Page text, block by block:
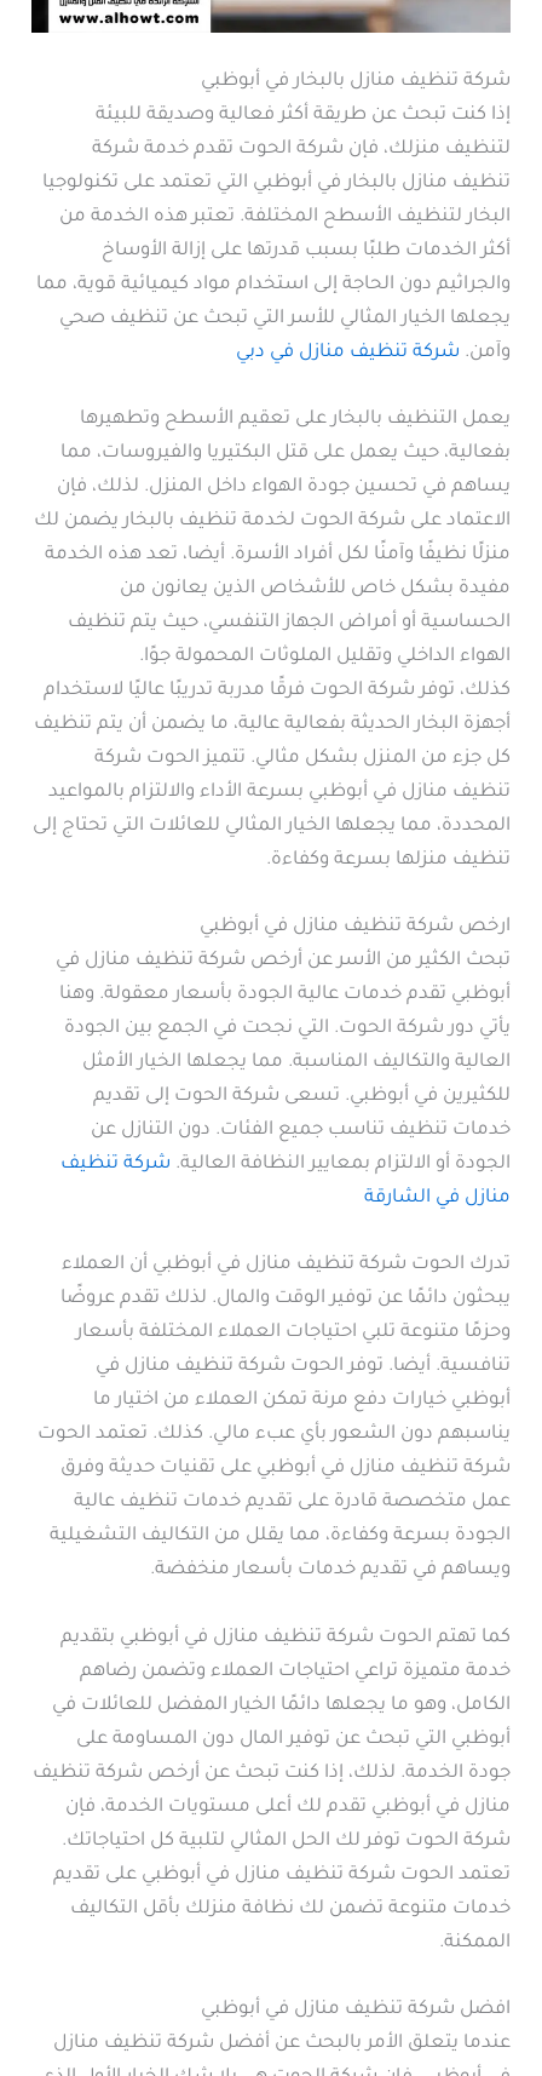
شركة تنظيف منازل بالبخار في أبوظبي
إذا كنت تبحث عن طريقة أكثر فعالية وصديقة للبيئة
لتنظيف منزلك، فإن شركة الحوت تقدم خدمة شركة
تنظيف منازل بالبخار في أبوظبي التي تعتمد على تكنولوجيا
البخار لتنظيف الأسطح المختلفة. تعتبر هذه الخدمة من
أكثر الخدمات طلبًا بسبب قدرتها على إزالة الأوساخ
والجراثيم دون الحاجة إلى استخدام مواد كيميائية قوية، مما
يجعلها الخيار المثالي للأسر التي تبحث عن تنظيف صحي
وآمن. شركة تنظيف منازل في دبي
يعمل التنظيف بالبخار على تعقيم الأسطح وتطهيرها
بفعالية، حيث يعمل على قتل البكتيريا والفيروسات، مما
يساهم في تحسين جودة الهواء داخل المنزل. لذلك، فإن
الاعتماد على شركة الحوت لخدمة تنظيف بالبخار يضمن لك
منزلًا نظيفًا وآمنًا لكل أفراد الأسرة. أيضا، تعد هذه الخدمة
مفيدة بشكل خاص للأشخاص الذين يعانون من
الحساسية أو أمراض الجهاز التنفسي، حيث يتم تنظيف
الهواء الداخلي وتقليل الملوثات المحمولة جوًا.
كذلك، توفر شركة الحوت فرقًا مدربة تدريبًا عاليًا لاستخدام
أجهزة البخار الحديثة بفعالية عالية، ما يضمن أن يتم تنظيف
كل جزء من المنزل بشكل مثالي. تتميز الحوت شركة
تنظيف منازل في أبوظبي بسرعة الأداء والالتزام بالمواعيد
المحددة، مما يجعلها الخيار المثالي للعائلات التي تحتاج إلى
تنظيف منزلها بسرعة وكفاءة.
ارخص شركة تنظيف منازل في أبوظبي
تبحث الكثير من الأسر عن أرخص شركة تنظيف منازل في
أبوظبي تقدم خدمات عالية الجودة بأسعار معقولة. وهنا
يأتي دور شركة الحوت. التي نجحت في الجمع بين الجودة
العالية والتكاليف المناسبة. مما يجعلها الخيار الأمثل
للكثيرين في أبوظبي. تسعى شركة الحوت إلى تقديم
خدمات تنظيف تناسب جميع الفئات. دون التنازل عن
الجودة أو الالتزام بمعايير النظافة العالية. شركة تنظيف
منازل في الشارقة
تدرك الحوت شركة تنظيف منازل في أبوظبي أن العملاء
يبحثون دائمًا عن توفير الوقت والمال. لذلك تقدم عروضًا
وحزمًا متنوعة تلبي احتياجات العملاء المختلفة بأسعار
تنافسية. أيضا. توفر الحوت شركة تنظيف منازل في
أبوظبي خيارات دفع مرنة تمكن العملاء من اختيار ما
يناسبهم دون الشعور بأي عبء مالي. كذلك. تعتمد الحوت
شركة تنظيف منازل في أبوظبي على تقنيات حديثة وفرق
عمل متخصصة قادرة على تقديم خدمات تنظيف عالية
الجودة بسرعة وكفاءة، مما يقلل من التكاليف التشغيلية
ويساهم في تقديم خدمات بأسعار منخفضة.
كما تهتم الحوت شركة تنظيف منازل في أبوظبي بتقديم
خدمة متميزة تراعي احتياجات العملاء وتضمن رضاهم
الكامل، وهو ما يجعلها دائمًا الخيار المفضل للعائلات في
أبوظبي التي تبحث عن توفير المال دون المساومة على
جودة الخدمة. لذلك، إذا كنت تبحث عن أرخص شركة تنظيف
منازل في أبوظبي تقدم لك أعلى مستويات الخدمة، فإن
شركة الحوت توفر لك الحل المثالي لتلبية كل احتياجاتك.
تعتمد الحوت شركة تنظيف منازل في أبوظبي على تقديم
خدمات متنوعة تضمن لك نظافة منزلك بأقل التكاليف
الممكنة.
افضل شركة تنظيف منازل في أبوظبي
عندما يتعلق الأمر بالبحث عن أفضل شركة تنظيف منازل